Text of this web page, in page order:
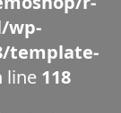
wp-
template-
line 118